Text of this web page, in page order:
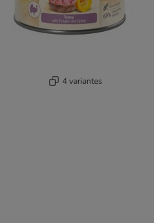
4 variantes